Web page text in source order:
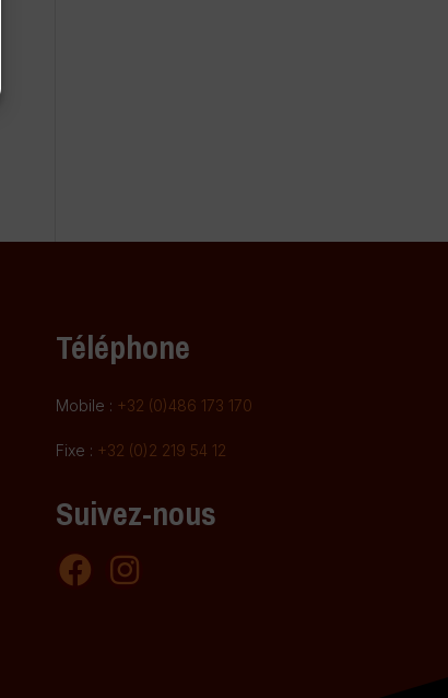
Téléphone
Mobile : +32 (0)486 173 170
Fixe : +32 (0)2 219 54 12
Suivez-nous